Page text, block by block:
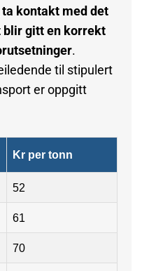
ta kontakt med det
blir gitt en korrekt
.
til stipulert
er oppgitt
Kr per tonn
52
61
70